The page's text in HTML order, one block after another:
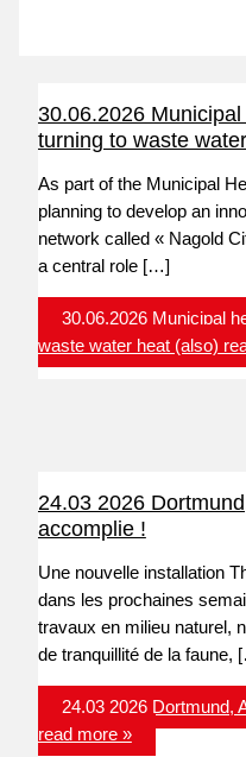
30.06.2026
turning to waste
As part of the Municipal
planning to develop an
network called « Nagold
a central role […]
30.06.2026 Municipal
waste water heat (also)
24.03 2026
accomplie !
Une nouvelle installation
dans les prochaines
travaux en milieu naturel,
de tranquillité de la faune,
24.03 2026 Dortmund,
read more »